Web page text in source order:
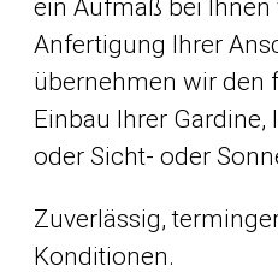
ein Aufmaß bei
Anfertigung Ihrer
übernehmen wir den
Einbau Ihrer Gardine,
oder Sicht- oder
Zuverlässig,
Konditionen.